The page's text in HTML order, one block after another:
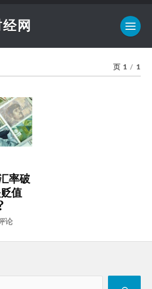
网
页 1 / 1
率破
值
论